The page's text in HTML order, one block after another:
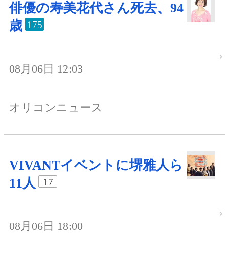
俳優の寿美花代さん死去、94
歳 175
08月06日 12:03
オリコンニュース
VIVANTイベントに堺雅人ら
11人
17
08月06日 18:00